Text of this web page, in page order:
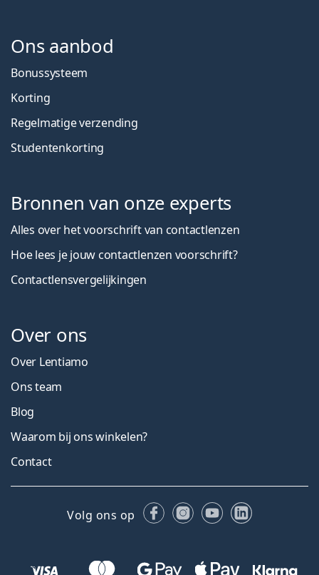
Ons aanbod
Bonussysteem
Korting
Regelmatige verzending
Studentenkorting
Bronnen van onze experts
Alles over het voorschrift van contactlenzen
Hoe lees je jouw contactlenzen voorschrift?
Contactlensvergelijkingen
Over ons
Over Lentiamo
Ons team
Blog
Waarom bij ons winkelen?
Contact
Volg ons op FacebookInstagram
YouTubeLinkedIn